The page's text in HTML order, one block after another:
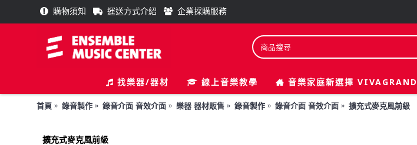
購物須知 運送方式介紹 企業採購服務
找樂器/器材 線上音樂教學 音樂家庭新選擇 VIVAGRAND
首頁 錄音製作 錄音介面 音效介面 樂器 器材販售 錄音製作 錄音介面 音效介面 擴充式麥克風前級
擴充式麥克風前級